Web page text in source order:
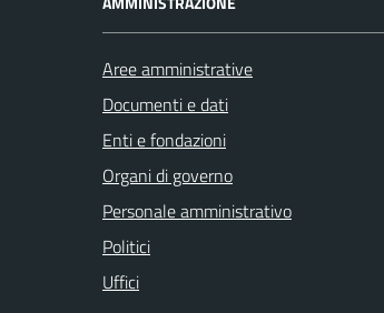
Aree amministrative
Documenti e dati
Enti e fondazioni
Organi di governo
Personale amministrativo
Politici
Uffici